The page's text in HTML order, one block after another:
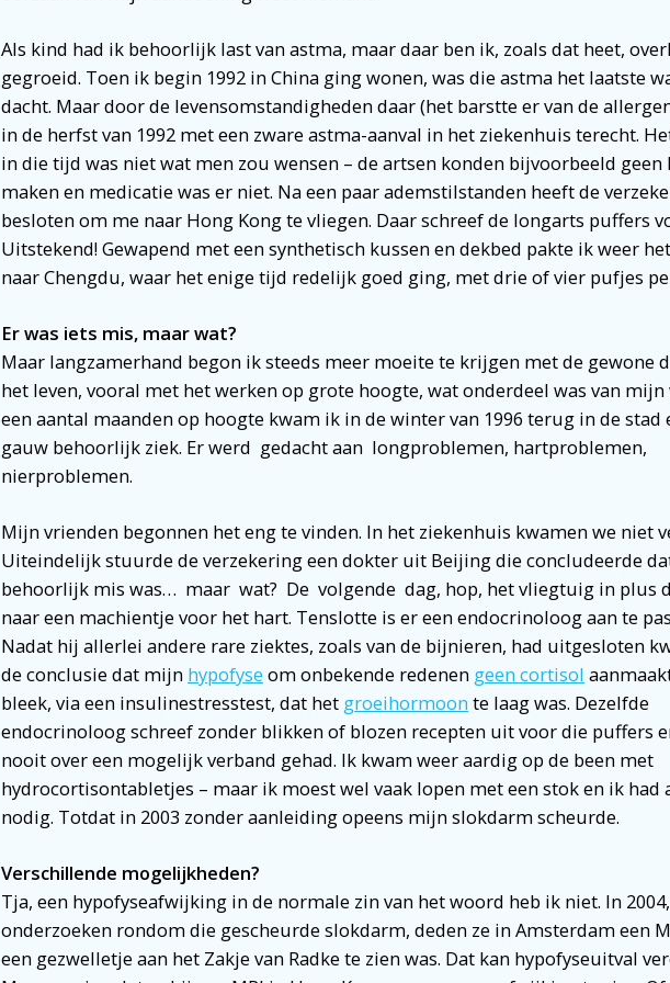
Als kind had ik behoorlijk last van astma, maar daar ben ik, zoals dat heet,
gegroeid. Toen ik begin 1992 in China ging wonen, was die astma het laatste
dacht. Maar door de levensomstandigheden daar (het barstte er van de
in de herfst van 1992 met een zware astma-aanval in het ziekenhuis terecht.
in die tijd was niet wat men zou wensen – de artsen konden bijvoorbeeld geen
maken en medicatie was er niet. Na een paar ademstilstanden heeft de
besloten om me naar Hong Kong te vliegen. Daar schreef de longarts puffers
Uitstekend! Gewapend met een synthetisch kussen en dekbed pakte ik weer
naar Chengdu, waar het enige tijd redelijk goed ging, met drie of vier pufjes
Erwas iets mis, maarwat?
Maar langzamerhand begon ik steeds meer moeite te krijgen met de gewone
het leven, vooral met het werken op grote hoogte, wat onderdeel was van mijn
een aantal maanden op hoogte kwam ik in de winter van 1996 terug in de stad
gauw behoorlijk ziek. Er werd gedacht aan longproblemen, hartproblemen,
nierproblemen.
Mijn vrienden begonnen het eng te vinden. In het ziekenhuis kwamen we niet
Uiteindelijk stuurde de verzekering een dokter uit Beijing die concludeerde
behoorlijk mis was… maar wat? De volgende dag, hop, het vliegtuig in plus
naar een machientje voor het hart. Tenslotte is er een endocrinoloog aan te
Nadat hij allerlei andere rare ziektes, zoals van de bijnieren, had uitgesloten
de conclusie dat mijn hypofyse om onbekende redenen geen cortisol
bleek, via een insulinestresstest, dat het groeihormoon te laag was. Dezelfde
endocrinoloog schreef zonder blikken of blozen recepten uit voor die puffers
nooit over een mogelijk verband gehad. Ik kwam weer aardig op de been met
hydrocortisontabletjes – maar ik moest wel vaak lopen met een stok en ik
nodig. Totdat in 2003 zonder aanleiding opeens mijn slokdarm scheurde.
Verschillende mogelijkheden?
Tja, een hypofyseafwijking in de normale zin van het woord heb ik niet. In
onderzoeken rondom die gescheurde slokdarm, deden ze in Amsterdam een
een gezwelletje aan het Zakje van Radke te zien was. Dat kan hypofyseuitval